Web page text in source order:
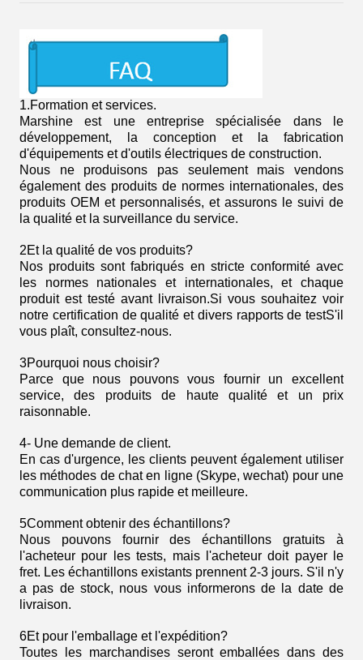
1.Formation et services.
Marshine est une entreprise spécialisée dans le
développement, la conception et la fabrication
d'équipements et d'outils électriques de construction.
Nous ne produisons pas seulement mais vendons
également des produits de normes internationales, des
produits OEM et personnalisés, et assurons le suivi de
la qualité et la surveillance du service.
2Et la qualité de vos produits?
Nos produits sont fabriqués en stricte conformité avec
les normes nationales et internationales, et chaque
produit est testé avant livraison.Si vous souhaitez voir
notre certification de qualité et divers rapports de testS'il
vous plaît, consultez-nous.
3Pourquoi nous choisir?
Parce que nous pouvons vous fournir un excellent
service, des produits de haute qualité et un prix
raisonnable.
4- Une demande de client.
En cas d'urgence, les clients peuvent également utiliser
les méthodes de chat en ligne (Skype, wechat) pour une
communication plus rapide et meilleure.
5Comment obtenir des échantillons?
Nous pouvons fournir des échantillons gratuits à
l'acheteur pour les tests, mais l'acheteur doit payer le
fret. Les échantillons existants prennent 2-3 jours. S'il n'y
a pas de stock, nous vous informerons de la date de
livraison.
6Et pour l'emballage et l'expédition?
Toutes les marchandises seront emballées dans des